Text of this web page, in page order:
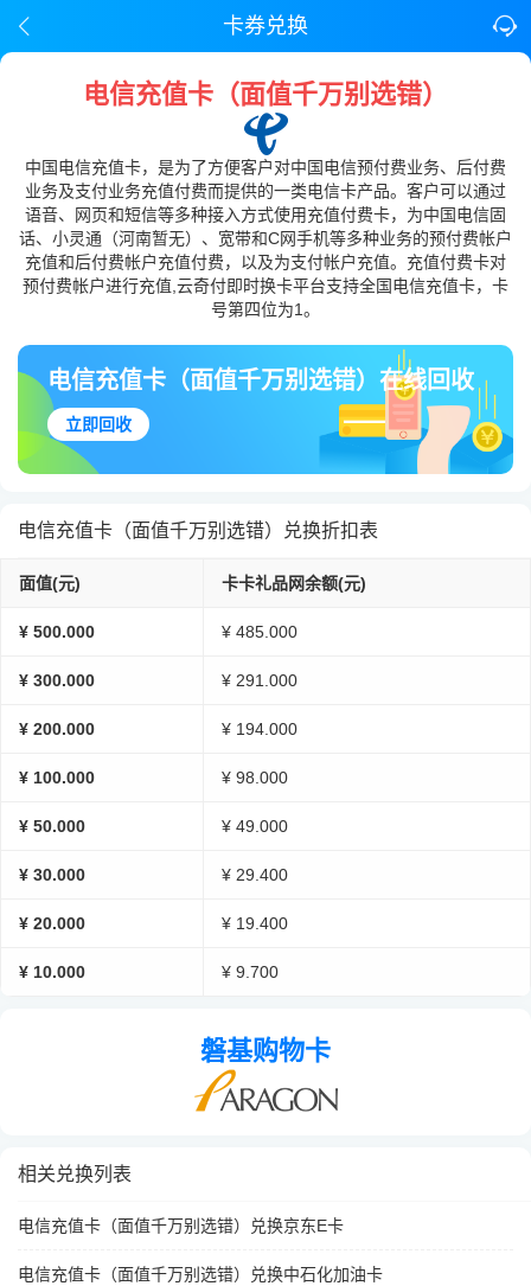
卡券兑换
电信充值卡（面值千万别选错）
中国电信充值卡，是为了方便客户对中国电信预付费业务、后付费
业务及支付业务充值付费而提供的一类电信卡产品。客户可以通过
语音、网页和短信等多种接入方式使用充值付费卡，为中国电信固
话、小灵通（河南暂无）、宽带和C网手机等多种业务的预付费帐户
充值和后付费帐户充值付费，以及为支付帐户充值。充值付费卡对
预付费帐户进行充值,云奇付即时换卡平台支持全国电信充值卡，卡
号第四位为1。
电信充值卡（面值千万别选错）在线回收
立即回收
电信充值卡（面值千万别选错）兑换折扣表
面值(元) 卡卡礼品网余额(元)
¥ 500.000 ¥ 485.000
¥ 300.000 ¥ 291.000
¥ 200.000 ¥ 194.000
¥ 100.000 ¥ 98.000
¥ 50.000 ¥ 49.000
¥ 30.000 ¥ 29.400
¥ 20.000 ¥ 19.400
¥ 10.000 ¥ 9.700
磐基购物卡
相关兑换列表
电信充值卡（面值千万别选错）兑换京东E卡
电信充值卡（面值千万别选错）兑换中石化加油卡